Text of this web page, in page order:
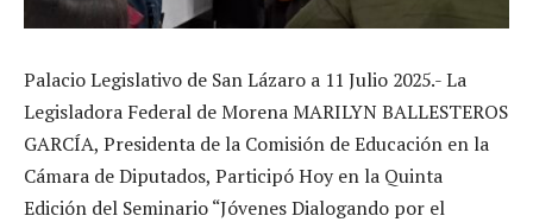
Palacio Legislativo de San Lázaro a 11 Julio 2025.- La
Legisladora Federal de Morena MARILYN BALLESTEROS
GARCÍA, Presidenta de la Comisión de Educación en la
Cámara de Diputados, Participó Hoy en la Quinta
Edición del Seminario “Jóvenes Dialogando por el